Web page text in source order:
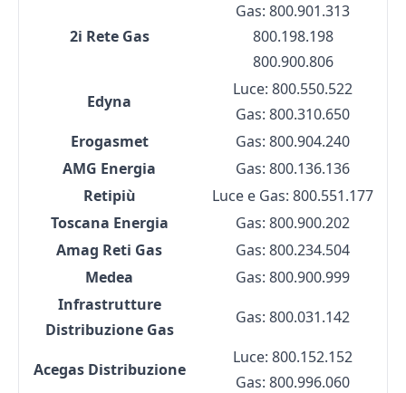
2i Rete Gas
Gas: 800.901.313
800.198.198
800.900.806
Edyna
Luce: 800.550.522
Gas: 800.310.650
Erogasmet
Gas: 800.904.240
AMG Energia
Gas: 800.136.136
Retipiù
Luce e Gas: 800.551.177
Toscana Energia
Gas: 800.900.202
Amag Reti Gas
Gas: 800.234.504
Medea
Gas: 800.900.999
Infrastrutture
Distribuzione Gas
Gas: 800.031.142
Acegas Distribuzione
Luce: 800.152.152
Gas: 800.996.060